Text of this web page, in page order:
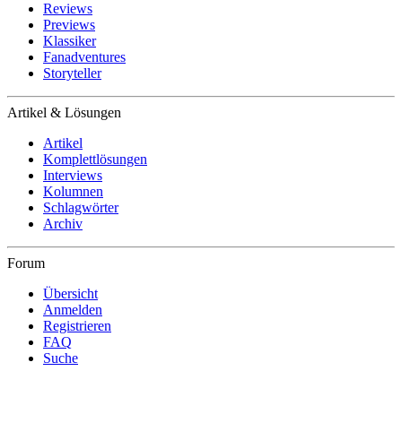
Reviews
Previews
Klassiker
Fanadventures
Storyteller
Artikel & Lösungen
Artikel
Komplettlösungen
Interviews
Kolumnen
Schlagwörter
Archiv
Forum
Übersicht
Anmelden
Registrieren
FAQ
Suche